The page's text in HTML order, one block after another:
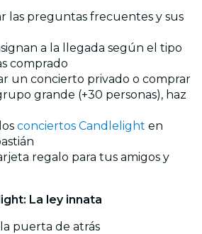
las preguntas frecuentes y sus
a la llegada según el tipo
comprado
un concierto privado o comprar
grande (+30 personas), haz
conciertos Candlelight en
regalo para tus amigos y
La ley innata
puerta de atrás